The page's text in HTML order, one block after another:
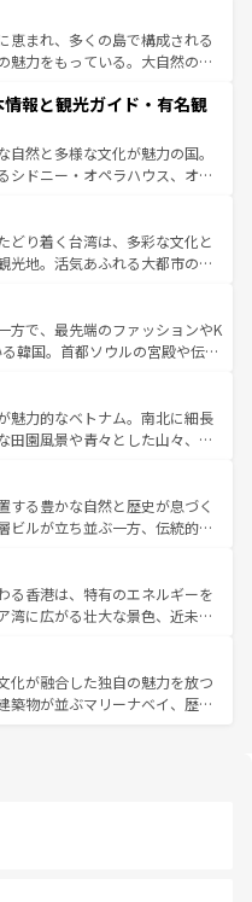
ショッピング、エンターテイ
なスポットだ。一方、アメリカ
グランドキャニオンやイエロー
、音楽と美食が融合した独特の
カの各地域で異なる魅力を楽
かな歴史を感じることができ
ップや列車の旅も、アメリカ
恵まれ、多くの島で構成される
魅力をもっている。大自然の神
、定番の観光地といえばオアフ
ならマウイ島やカウアイ島が
ンに輝く海をはじめ、豊かな
。「アロハスピリット」と呼ば
ドやハワイアンミュージッ
ど、すべてがハワイの魅力を彩
い発見と感動が待っているハ
報と観光ガイド・有名観
然と多様な文化が魅力の国。
シドニー・オペラハウス、オー
びえるウルル（エアーズロッ
原生林やケアンズの熱帯雨林な
また、カフェやワイン、オージ
しており、サーフィンやダイ
アウトドア好きにはたまらな
な魅力を存分に味わいつくそ
どり着く台湾は、多彩な文化と
光地。活気あふれる大都市の台
る台湾東部など、都市の喧騒
おり、訪れる人に新しい発見と
また、奥深い台湾の食文化も魅
など、バラエティ豊かな料理
新着の台湾情報は コンテンツ一覧を参
方で、最先端のファッションやK
韓国。首都ソウルの宮殿や伝統
折々の自然美を楽しむことが
焼肉、絶品のストリートフード
が待っている。夜には、韓国な
の多彩な魅力を心ゆくまで味
ほしい。 なお、新着の韓国情報はコンテンツ一
魅力的なベトナム。南北に細長
田園風景や青々とした山々、世
く。ハノイの古い町並みやホ
時代の建物も、独特の雰囲気を
ラエティの豊かさとおいしさで
ベトナムコーヒーなどは、ぜ
地域を訪れてもあたたかい人々
で、きっと忘れられない旅にな
する豊かな自然と歴史が息づく
ビルが立ち並ぶ一方、伝統的な
ではチェンマイなどの山岳地
ではプーケットやクラビの美し
楽しむことができる。タイ料理
、どの季節にも異なる楽しみ
いタイの人々、仏教を中心とし
資源が、訪れる旅人を魅了し続
る香港は、特有のエネルギーを
湾に広がる壮大な景色、近未来
はず。観光スポットが密集し
を回れるのも魅力。息をのむよ
まで、香港を存分に楽しみ尽く
化が融合した独自の魅力を放つ
築物が並ぶマリーナベイ、歴史
を楽しめる外せないスポット